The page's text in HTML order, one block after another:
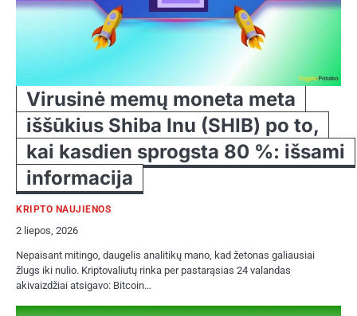
Virusinė memų moneta meta
iššūkius Shiba Inu (SHIB) po to,
kai kasdien sprogsta 80 %: išsami
informacija
KRIPTO NAUJIENOS
2 liepos, 2026
Nepaisant mitingo, daugelis analitikų mano, kad žetonas galiausiai
žlugs iki nulio. Kriptovaliutų rinka per pastarąsias 24 valandas
akivaizdžiai atsigavo: Bitcoin…